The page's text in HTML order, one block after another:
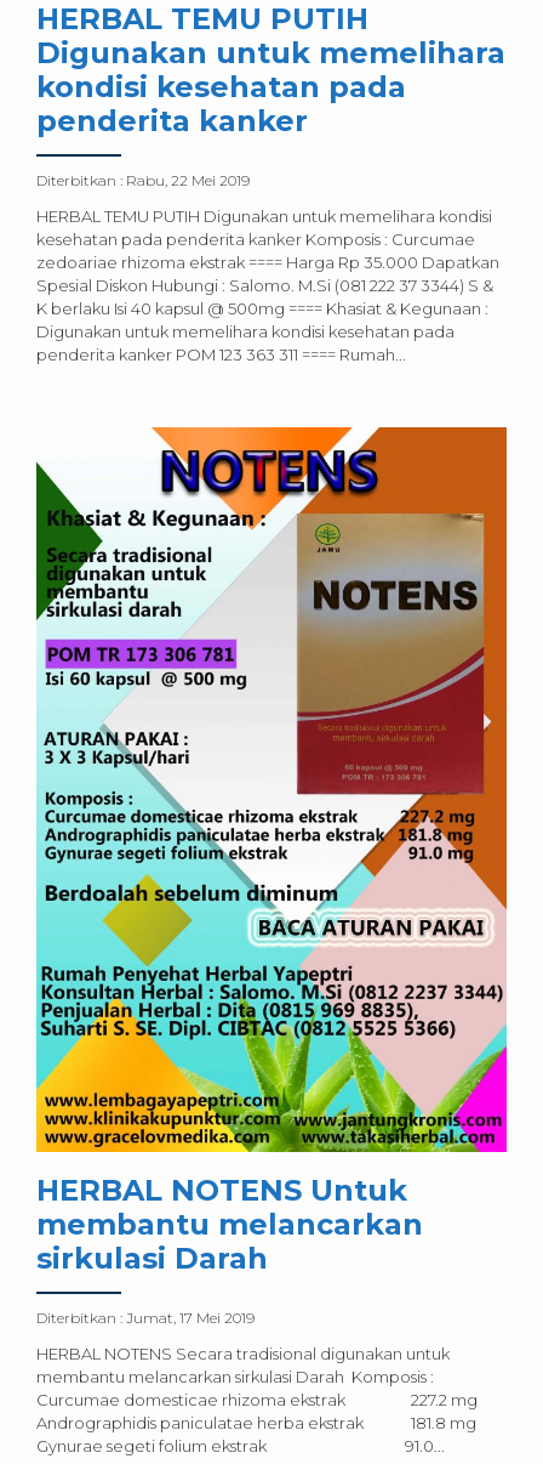
HERBAL TEMU PUTIH
Digunakan untuk memelihara
kondisi kesehatan pada
penderita kanker
Diterbitkan : Rabu, 22 Mei 2019
HERBAL TEMU PUTIH Digunakan untuk memelihara kondisi
kesehatan pada penderita kanker Komposis : Curcumae
zedoariae rhizoma ekstrak ==== Harga Rp 35.000 Dapatkan
Spesial Diskon Hubungi : Salomo. M.Si (081 222 37 3344) S &
K berlaku Isi 40 kapsul @ 500mg ==== Khasiat & Kegunaan :
Digunakan untuk memelihara kondisi kesehatan pada
penderita kanker POM 123 363 311 ==== Rumah...
HERBAL NOTENS Untuk
membantu melancarkan
sirkulasi Darah
Diterbitkan : Jumat, 17 Mei 2019
HERBAL NOTENS Secara tradisional digunakan untuk
membantu melancarkan sirkulasi Darah Komposis :
Curcumae domesticae rhizoma ekstrak 227.2 mg
Andrographidis paniculatae herba ekstrak 181.8 mg
Gynurae segeti folium ekstrak 91.0...